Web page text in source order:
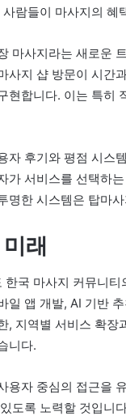
람들이 마사지의
마사지라는 새로운
사지 샵 방문이 시간
현합니다. 이는 특히
자 후기와 평점 시스
가 서비스를 선택하
명한 시스템은 탑마
래
한국 마사지 커뮤니
일 앱 개발, AI 기반
, 지역별 서비스 확
니다.
용자 중심의 접근을
도록 노력할 것입니